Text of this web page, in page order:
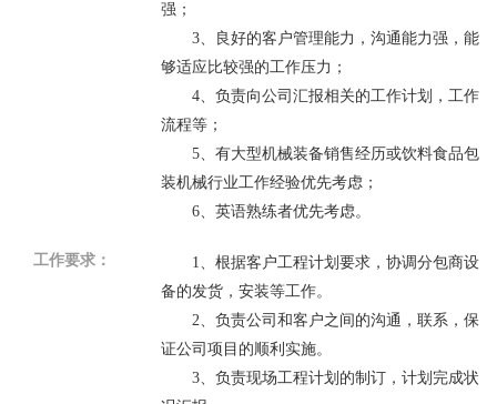
强 ；
3、良好的客户管理能力，沟通能力强，能
够适应比较强的工作压力；
4、负责向公司汇报相关的工作计划，工作
流程等；
5、有大型机械装备销售经历或饮料食品包
装机械行业工作经验优先考虑；
6、英语熟练者优先考虑。
工作要求：
1、根据客户工程计划要求，协调分包商设
备的发货，安装等工作。
2、负责公司和客户之间的沟通，联系，保
证公司项目的顺利实施。
3、负责现场工程计划的制订，计划完成状